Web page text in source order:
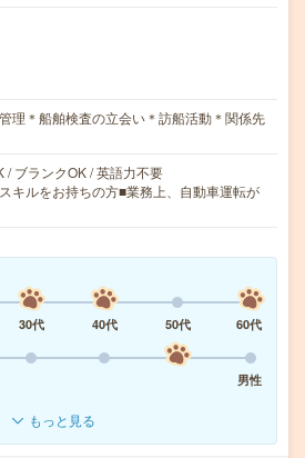
理＊船舶検査の立会い＊訪船活動＊関係先
/ ブランクOK / 英語力不要
キルをお持ちの方■業務上、自動車運転が
30代 40代 50代
60代
男性
もっと見る